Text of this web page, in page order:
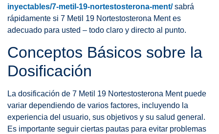
inyectables/7-metil-19-nortestosterona-ment/sabrá
rápidamente si 7 Metil 19 Nortestosterona Ment es
adecuado para usted – todo claro y directo al punto.
Conceptos Básicos sobre la
Dosificación
La dosificación de 7 Metil 19 Nortestosterona Ment puede
variar dependiendo de varios factores, incluyendo la
experiencia del usuario, sus objetivos y su salud general.
Es importante seguir ciertas pautas para evitar problemas